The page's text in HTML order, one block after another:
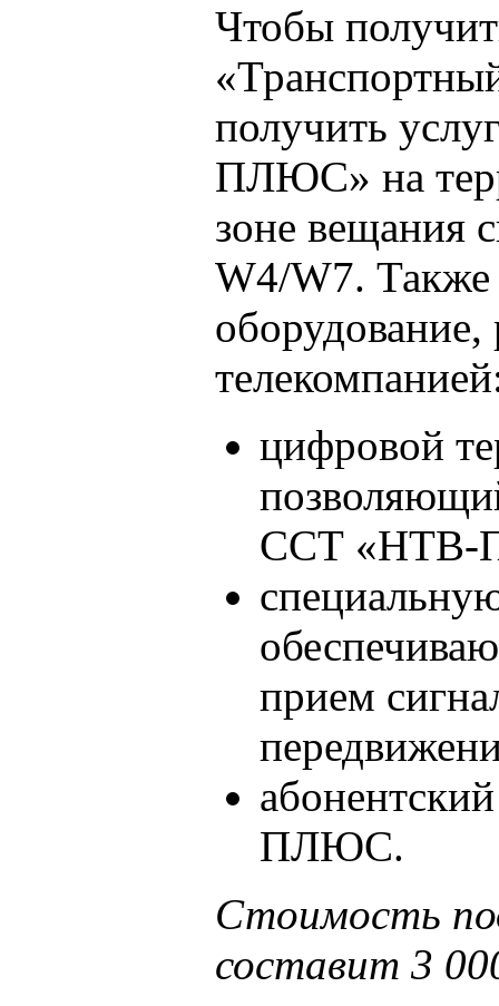
Чтобы
получить
ПЛЮС» на
зоне вещания
W4/W7. Также
оборудование,
цифровой
ССТ
прием
ПЛЮС.
Стоимость
составит 3